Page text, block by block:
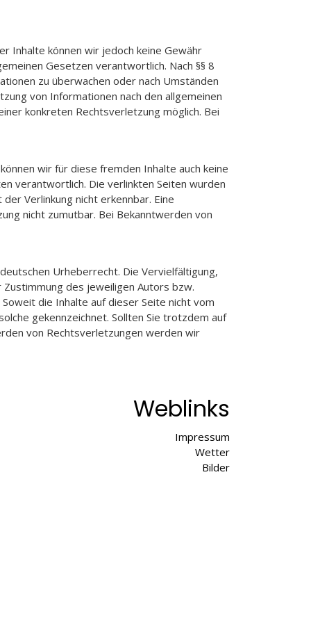
Inhalte können wir jedoch keine Gewähr
Gesetzen verantwortlich. Nach §§ 8
zu überwachen oder nach Umständen
von Informationen nach den allgemeinen
konkreten Rechtsverletzung möglich. Bei
wir für diese fremden Inhalte auch keine
verantwortlich. Die verlinkten Seiten wurden
Verlinkung nicht erkennbar. Eine
nicht zumutbar. Bei Bekanntwerden von
Urheberrecht. Die Vervielfältigung,
des jeweiligen Autors bzw.
die Inhalte auf dieser Seite nicht vom
gekennzeichnet. Sollten Sie trotzdem auf
von Rechtsverletzungen werden wir
Weblinks
Impressum
Wetter
Bilder